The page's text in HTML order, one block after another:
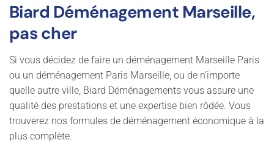
Biard Déménagement Marseille,
pas cher
Si vous décidez de faire un déménagement Marseille Paris
ou un déménagement Paris Marseille, ou de n’importe
quelle autre ville, Biard Déménagements vous assure une
qualité des prestations et une expertise bien rôdée. Vous
trouverez nos formules de déménagement économique à la
plus complète.